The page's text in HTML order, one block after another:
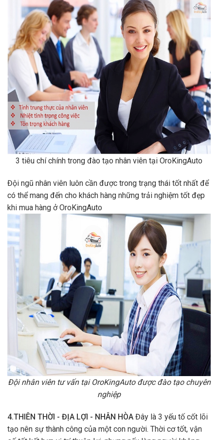
3 tiêu chí chính trong đào tạo nhân viên tại OroKingAuto
Đội ngũ nhân viên luôn cần được trong trạng thái tốt nhất để
có thể mang đến cho khách hàng những trải nghiệm tốt đẹp
khi mua hàng ở OroKingAuto
Đội nhân viên tư vấn tại OroKingAuto được đào tạo chuyên
nghiệp
4.THIÊN THỜI - ĐỊA LỢI - NHÂN HÒA Đây là 3 yếu tố cốt lõi
tạo nên sự thành công của một con người. Thời cơ tốt, vận